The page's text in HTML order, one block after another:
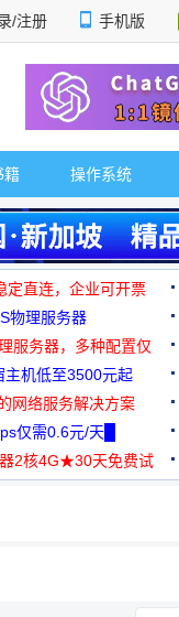
/注册 手机版
商业广告，理性选择
籍 操作系统
定直连，企业可开票
物理服务器
服务器，多种配置仅
机低至3500元起
网络服务解决方案
仅需0.6元/天█
2核4G★30天免费试